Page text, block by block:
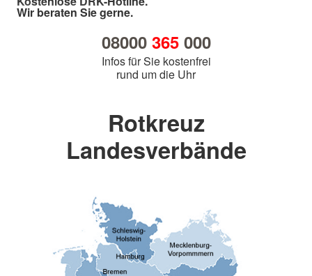
Wir beraten Sie gerne.
08000 365000
Infos für Sie kostenfrei
rund um die Uhr
Rotkreuz
Landesverbände